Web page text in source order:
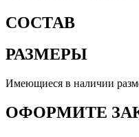
СОСТАВ
РАЗМЕРЫ
Имеющиеся в наличии
ОФОРМИТЕ